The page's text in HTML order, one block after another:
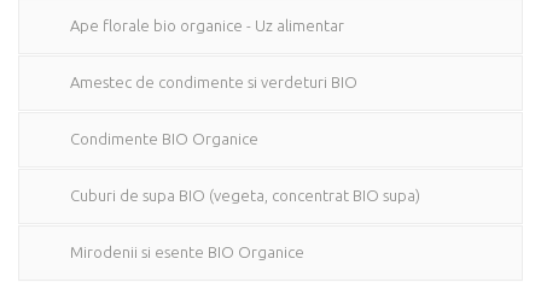
Ape florale bio organice - Uz alimentar
Amestec de condimente si verdeturi BIO
Condimente BIO Organice
Cuburi de supa BIO (vegeta, concentrat BIO supa)
Mirodenii si esente BIO Organice